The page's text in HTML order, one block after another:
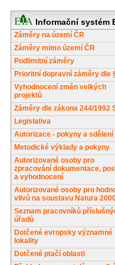
Informační systém
Záměry na území ČR
Záměry mimo území ČR
Podlimitní záměry
Prioritní dopravní záměry dle
Vyhodnocení změn velkých
projektů
Záměry dle zákona 244/1992
Legislativa
Autorizace - pokyny a sdělení
Metodické výklady a pokyny
Autorizované osoby pro
zpracování dokumentace,
a vyhodnocení
Autorizované osoby pro
vlivů na soustavu Natura
Seznam pracovníků
úřadů
Dotčené evropsky významné
lokality
Dotčené ptačí oblasti